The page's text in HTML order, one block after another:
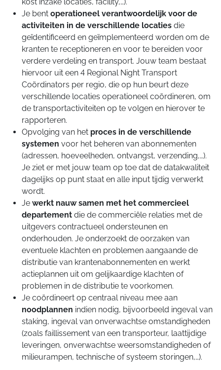
Je bent operationeel verantwoordelijk voor de
activiteiten in de verschillende locaties die
geïdentificeerd en geïmplementeerd worden om de
kranten te receptioneren en voor te bereiden voor
verdere verdeling en transport. Jouw team bestaat
hiervoor uit een 4 Regional Night Transport
Coördinators per regio, die op hun beurt deze
verschillende locaties operationeel coördineren, om
de transportactiviteiten op te volgen en hierover te
rapporteren.
Opvolging van het proces in de verschillende
systemen voor het beheren van abonnementen
(adressen, hoeveelheden, ontvangst, verzending,…).
Je ziet er met jouw team op toe dat de datakwaliteit
dagelijks op punt staat en alle input tijdig verwerkt
wordt.
Je werkt nauw samen met het commercieel
departement die de commerciële relaties met de
uitgevers contractueel ondersteunen en
onderhouden. Je onderzoekt de oorzaken van
eventuele klachten en problemen aangaande de
distributie van krantenabonnementen en werkt
actieplannen uit om gelijkaardige klachten of
problemen in de distributie te voorkomen.
Je coördineert op centraal niveau mee aan
noodplannen indien nodig, bijvoorbeeld ingeval van
staking, ingeval van onverwachtse omstandigheden
(zoals faillissement van een transporteur, laattijdige
leveringen, onverwachtse weersomstandigheden of
milieurampen, technische of systeem storingen,…).